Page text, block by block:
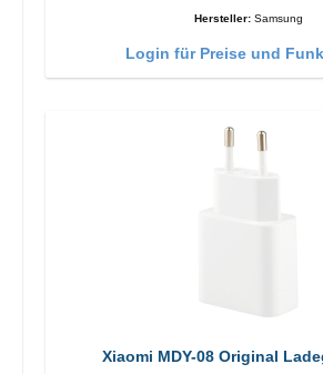
Hersteller: Samsung
Login für Preise und
Xiaomi MDY-08 Original